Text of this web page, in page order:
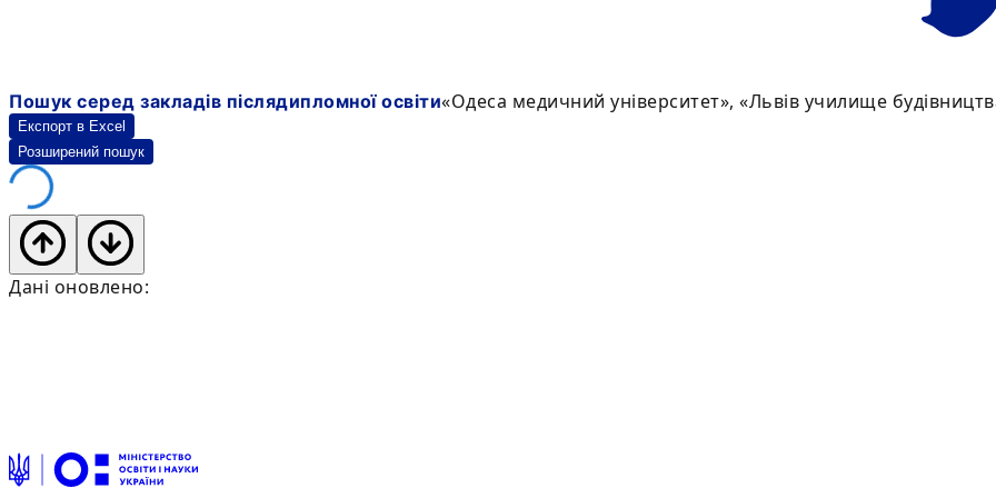
Пошук серед закладів післядипломної освіти«Одеса медичний університет», «Львів училище
Експорт в Excel
Розширений пошук
Дані оновлено: